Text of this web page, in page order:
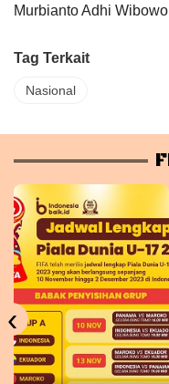
Murbianto Adhi
Tag Terkait
Nasional
‹